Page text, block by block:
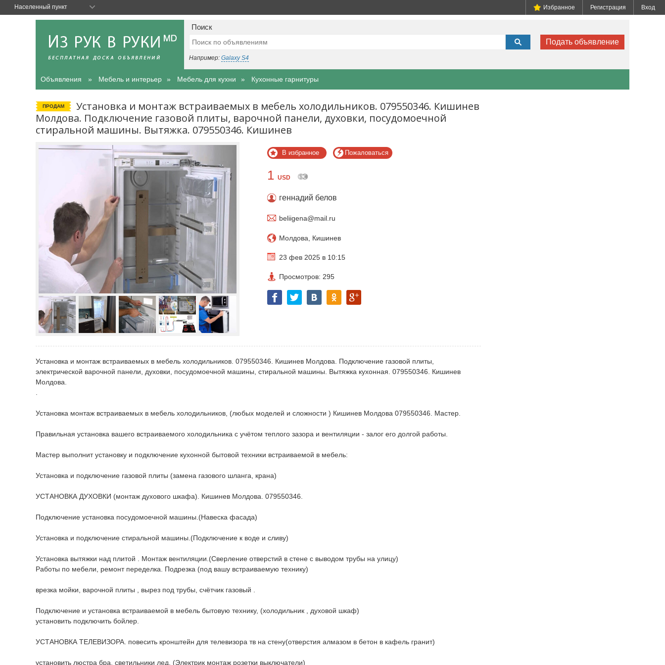
Поиск
Подать объявление
Например: Galaxy S4
Объявления Мебель и интерьер Мебель для кухни Кухонные гарнитуры
ПРОДАМ
Установка и монтаж встраиваемых в мебель холодильников. 079550346. Кишинев
Молдова. Подключение газовой плиты, варочной панели, духовки, посудомоечной
стиральной машины. Вытяжка. 079550346. Кишинев
В избранное Пожаловаться
1 USD
геннадий белов
beliigena@mail.ru
Молдова, Кишинев
23 фев 2025 в 10:15
Просмотров: 295
Установка и монтаж встраиваемых в мебель холодильников. 079550346. Кишинев Молдова. Подключение газовой плиты,
электрической варочной панели, духовки, посудомоечной машины, стиральной машины. Вытяжка кухонная. 079550346. Кишинев
Молдова.
Установка монтаж встраиваемых в мебель холодильников, (любых моделей и сложности ) Кишинев Молдова 079550346. Мастер.
Правильная установка вашего встраиваемого холодильника с учётом теплого зазора и вентиляции - залог его долгой работы.
Мастер выполнит установку и подключение кухонной бытовой техники встраиваемой в мебель:
Установка и подключение газовой плиты (замена газового шланга, крана)
УСТАНОВКА ДУХОВКИ (монтаж духового шкафа). Кишинев Молдова. 079550346.
Подключение установка посудомоечной машины.(Навеска фасада)
Установка и подключение стиральной машины.(Подключение к воде и сливу)
Установка вытяжки над плитой . Монтаж вентиляции.(Сверление отверстий в стене с выводом трубы на улицу)
Работы по мебели, ремонт переделка. Подрезка (под вашу встраиваемую технику)
врезка мойки, варочной плиты , вырез под трубы, счётчик газовый .
Подключение и установка встраиваемой в мебель бытовую технику, (холодильник , духовой шкаф)
установить подключить бойлер.
УСТАНОВКА ТЕЛЕВИЗОРА. повесить кронштейн для телевизора тв на стену(отверстия алмазом в бетон в кафель гранит)
установить люстра бра, светильники лед. (Электрик монтаж розетки выключатели)
Населенный пункт Избранное Регистрация Вход